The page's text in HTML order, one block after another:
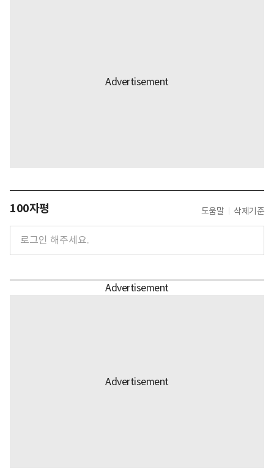
100자평 도움말 삭제기준